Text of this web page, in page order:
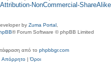
NonCommercial-
by Zuma Portal
® Forum Software © phpBB Limited
από το phpbbgr.com
Απόρρητο|Όροι